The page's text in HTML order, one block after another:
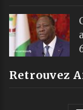
Retrouvez